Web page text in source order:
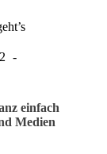
einfach
Medien